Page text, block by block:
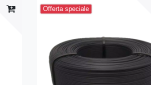
Offerta speciale